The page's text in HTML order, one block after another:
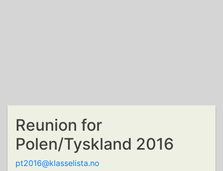
Reunion for
Polen/Tyskland 2016
pt2016@klasselista.no